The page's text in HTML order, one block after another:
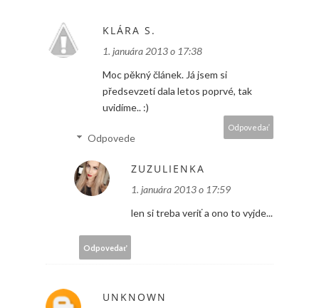
KLÁRA S.
1. januára 2013 o 17:38
Moc pěkný článek. Já jsem si
předsevzetí dala letos poprvé, tak
uvidíme.. :)
Odpovedať
Odpovede
ZUZULIENKA
1. januára 2013 o 17:59
len si treba veriť a ono to vyjde...
Odpovedať
UNKNOWN